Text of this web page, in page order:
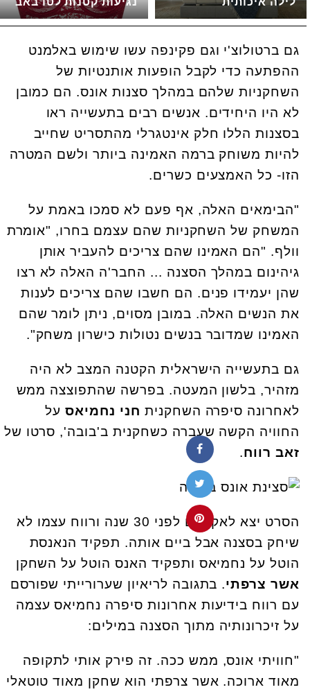
גם ברטולוצ'י וגם פקינפה עשו שימוש באלמנט
ההפתעה כדי לקבל הופעות אותנטיות של
השחקניות שלהם במהלך סצנות אונס. הם כמובן
לא היו היחידים. אנשים רבים בתעשייה ראו
בסצנות הללו חלק אינטגרלי מהתסריט שחייב
להיות משוחק ברמה האמינה ביותר ולשם המטרה
הזו- כל האמצעים כשרים.
"הבימאים האלה, אף פעם לא סמכו באמת על
המשחק של השחקניות שהם עצמם בחרו, "אומרת
וולף. "הם האמינו שהם צריכים להעביר אותן
גיהינום במהלך הסצנה ... החבר'ה האלה לא רצו
שהן יעמידו פנים. הם חשבו שהם צריכים לענות
את הנשים האלה. במובן מסוים, ניתן לומר שהם
האמינו שמדובר בנשים נטולות כישרון משחק".
גם בתעשייה הישראלית הקטנה המצב לא היה
מזהיר, בלשון המעטה. בפרשה שהתפוצצה ממש
לאחרונה סיפרה השחקנית חני נחמיאסעל
החוויה הקשה שעברה כשחקנית ב'בובה', סרטו של
זאב רווח.
הסרט יצא לאקרנים לפני 30 שנה ורווח עצמו לא
שיחק בסצנה אבל ביים אותה. תפקיד הנאנסת
הוטל על נחמיאס ותפקיד האנס הוטל על השחקן
אשר צרפתי. בתגובה לריאיון שערורייתי שפורסם
עם רווח בידיעות אחרונות סיפרה נחמיאס עצמה
על זיכרונותיה מתוך הסצנה במילים:
"חוויתי אונס, ממש ככה. זה פירק אותי לתקופה
מאוד ארוכה. אשר צרפתי הוא שחקן מאוד טוטאלי